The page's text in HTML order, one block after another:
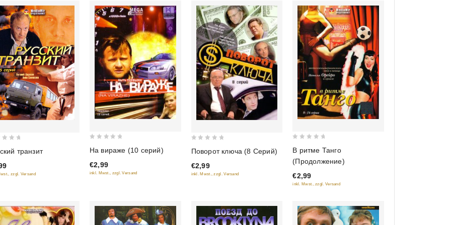
транзит
zzgl. Versand
of
5
На вираже (10 серий)
€2,99
inkl. Mwst., zzgl. Versand
of
5
Поворот ключа (8 Серий)
€2,99
inkl. Mwst., zzgl. Versand
out
of
5
В ритме Танго
(Продолжение)
€2,99
inkl. Mwst., zzgl. Versand